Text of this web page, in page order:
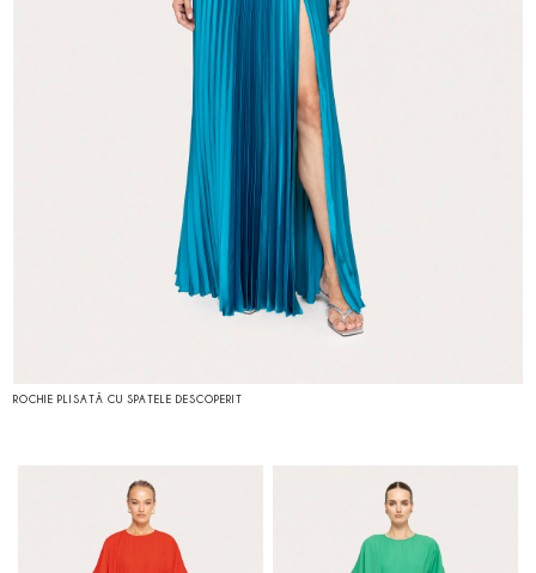
ROCHIE PLISATĂ CU SPATELE DESCOPERIT